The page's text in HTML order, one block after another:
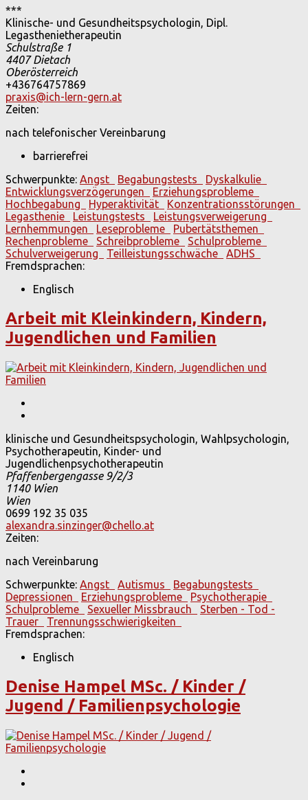
***
Klinische- und Gesundheitspsychologin, Dipl.
Legasthenietherapeutin
Schulstraße 1
4407Dietach
Oberösterreich
+436764757869
praxis@ich-lern-gern.at
Zeiten:
nach telefonischer Vereinbarung
barrierefrei
Schwerpunkte: Angst Begabungstests
Dyskalkulie
Entwicklungsverzögerungen
Erziehungsprobleme
Hochbegabung
Hyperaktivität
Konzentrationsstörungen
Legasthenie
Leistungstests
Leistungsverweigerung
Lernhemmungen
Leseprobleme
Pubertätsthemen
Rechenprobleme
Schreibprobleme
Schulprobleme
Schulverweigerung
Teilleistungsschwäche
ADHS
Fremdsprachen:
Englisch
Arbeit mit Kleinkindern, Kindern,
Jugendlichen und Familien
klinische und Gesundheitspsychologin, Wahlpsychologin,
Psychotherapeutin, Kinder- und
Jugendlichenpsychotherapeutin
Pfaffenbergengasse 9/2/3
1140Wien
Wien
0699 192 35 035
alexandra.sinzinger@chello.at
Zeiten:
nach Vereinbarung
Schwerpunkte: Angst Autismus
Begabungstests
Depressionen
Erziehungsprobleme
Psychotherapie
Schulprobleme
Sexueller Missbrauch
Sterben - Tod -
Trauer
Trennungsschwierigkeiten
Fremdsprachen:
Englisch
Denise Hampel MSc. / Kinder /
Jugend / Familienpsychologie